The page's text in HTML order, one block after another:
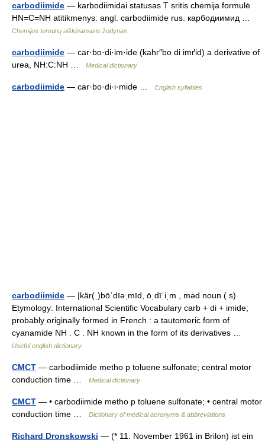
carbodiimide — karbodiimidai statusas T sritis chemija formulė
HN=C=NH atitikmenys: angl. carbodiimide rus. карбодиимид …
Chemijos terminų aiškinamasis žodynas
carbodiimide — car·bo·di·im·ide (kahr″bo di imґid) a derivative of
urea, NH:C:NH …
Medical dictionary
carbodiimide — car·bo·di·i·mide … English syllables
carbodiimide — |kär(ˌ)bōˈdīəˌmīd, ōˌdīˈiˌm , mə̇d noun ( s)
Etymology: International Scientific Vocabulary carb + di + imide;
probably originally formed in French : a tautomeric form of
cyanamide NH . C . NH known in the form of its derivatives …
Useful english dictionary
CMCT — carbodiimide metho p toluene sulfonate; central motor
conduction time …
Medical dictionary
CMCT — • carbodiimide metho p toluene sulfonate; • central motor
conduction time …
Dictionary of medical acronyms & abbreviations
Richard Dronskowski — (* 11. November 1961 in Brilon) ist ein